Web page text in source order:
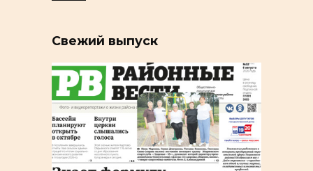
Свежий выпуск